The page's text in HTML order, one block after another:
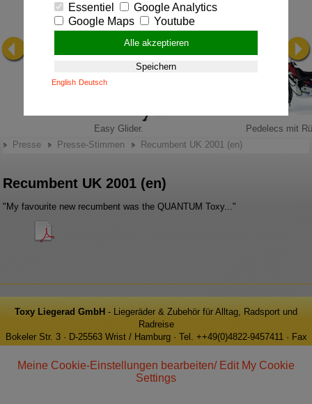
Easy Glider.
Pedelecs mit
Presse
Presse-Stimmen Recumbent UK 2001 (en)
Recumbent UK 2001 (en)
"My favourite new recumbent was the QUANTUM Toxy..."
Toxy Liegerad GmbH- Liegeräder & Zubehör für Alltag, Radsport und
Radreise
Bokeler Str. 3 · D-25563 Wrist / Hamburg · Tel. ++49(0)4822-9457411 · Fax
++49(0)4822-9457413 · e-Mail: info@toxy.de
Essentiel
Google Analytics
Google Maps
Youtube
Alle akzeptieren
Speichern
English Deutsch
Meine Cookie-Einstellungen bearbeiten/ Edit My Cookie
Settings